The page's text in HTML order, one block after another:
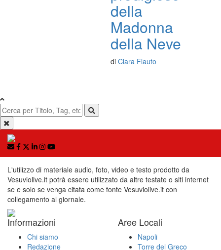
della
Madonna
della Neve
di Clara Flauto
L'utilizzo di materiale audio, foto, video e testo prodotto da
Vesuviolive.it potrà essere utilizzato da altre testate o siti internet
se e solo se venga citata come fonte Vesuviolive.it con
collegamento al giornale.
Informazioni
Chi siamo
Redazione
Aree Locali
Napoli
Torre del Greco